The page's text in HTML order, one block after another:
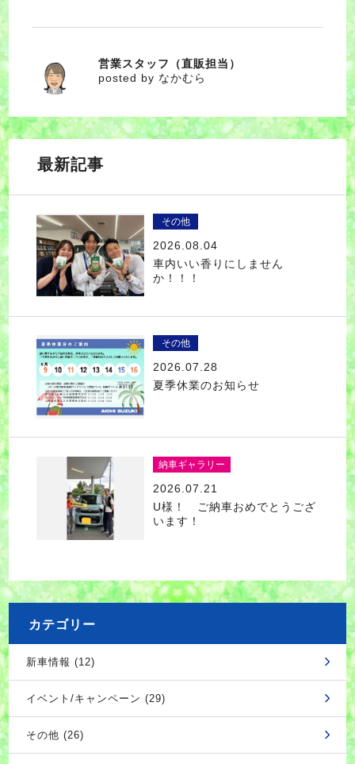
なかむら
営業スタッフ（直販担当）
posted by なかむら
最新記事
その他
2026.08.04
車内いい香りにしません
か！！！
その他
2026.07.28
夏季休業のお知らせ
納車ギャラリー
2026.07.21
U様！ ご納車おめでとうござ
います！
カテゴリー
新車情報 (12)
イベント/キャンペーン (29)
その他 (26)